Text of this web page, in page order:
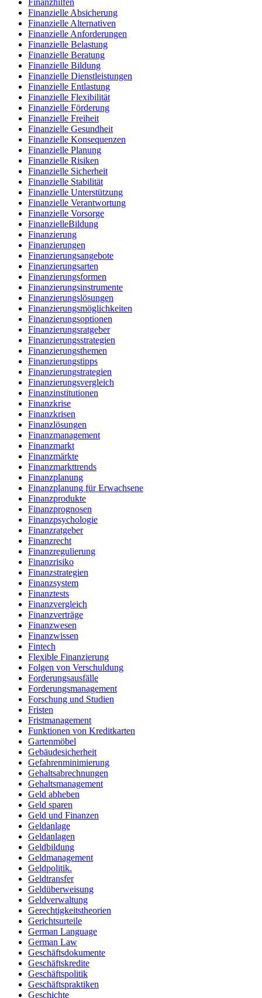
Finanzhilfen
Finanzielle Absicherung
Finanzielle Alternativen
Finanzielle Anforderungen
Finanzielle Belastung
Finanzielle Beratung
Finanzielle Bildung
Finanzielle Dienstleistungen
Finanzielle Entlastung
Finanzielle Flexibilität
Finanzielle Förderung
Finanzielle Freiheit
Finanzielle Gesundheit
Finanzielle Konsequenzen
Finanzielle Planung
Finanzielle Risiken
Finanzielle Sicherheit
Finanzielle Stabilität
Finanzielle Unterstützung
Finanzielle Verantwortung
Finanzielle Vorsorge
FinanzielleBildung
Finanzierung
Finanzierungen
Finanzierungsangebote
Finanzierungsarten
Finanzierungsformen
Finanzierungsinstrumente
Finanzierungslösungen
Finanzierungsmöglichkeiten
Finanzierungsoptionen
Finanzierungsratgeber
Finanzierungsstrategien
Finanzierungsthemen
Finanzierungstipps
Finanzierungstrategien
Finanzierungsvergleich
Finanzinstitutionen
Finanzkrise
Finanzkrisen
Finanzlösungen
Finanzmanagement
Finanzmarkt
Finanzmärkte
Finanzmarkttrends
Finanzplanung
Finanzplanung für Erwachsene
Finanzprodukte
Finanzprognosen
Finanzpsychologie
Finanzratgeber
Finanzrecht
Finanzregulierung
Finanzrisiko
Finanzstrategien
Finanzsystem
Finanztests
Finanzvergleich
Finanzverträge
Finanzwesen
Finanzwissen
Fintech
Flexible Finanzierung
Folgen von Verschuldung
Forderungsausfälle
Forderungsmanagement
Forschung und Studien
Fristen
Fristmanagement
Funktionen von Kreditkarten
Gartenmöbel
Gebäudesicherheit
Gefahrenminimierung
Gehaltsabrechnungen
Gehaltsmanagement
Geld abheben
Geld sparen
Geld und Finanzen
Geldanlage
Geldanlagen
Geldbildung
Geldmanagement
Geldpolitik.
Geldtransfer
Geldüberweisung
Geldverwaltung
Gerechtigkeitstheorien
Gerichtsurteile
German Language
German Law
Geschäftsdokumente
Geschäftskredite
Geschäftspolitik
Geschäftspraktiken
Geschichte